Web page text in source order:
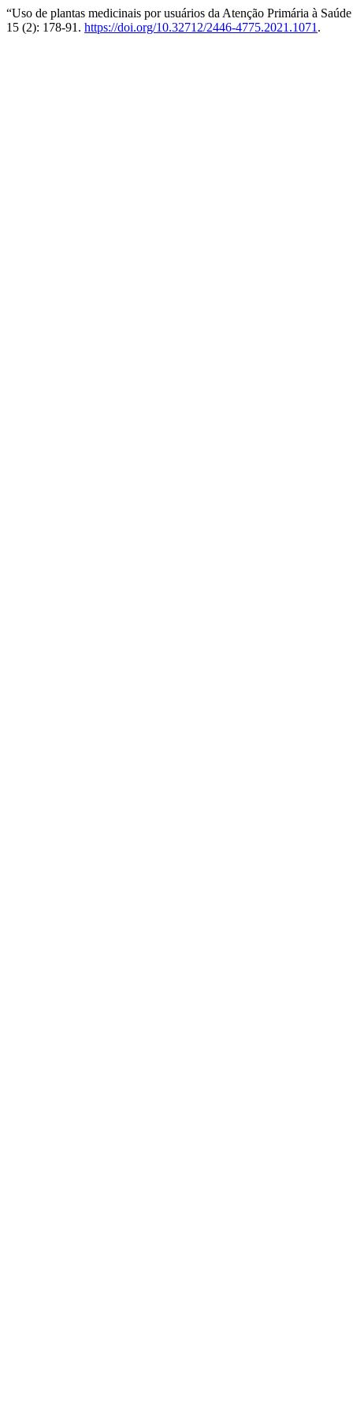
“Uso de plantas medicinais por usuários da Atenção Primária à
15 (2): 178-91. https://doi.org/10.32712/2446-4775.2021.1071 .